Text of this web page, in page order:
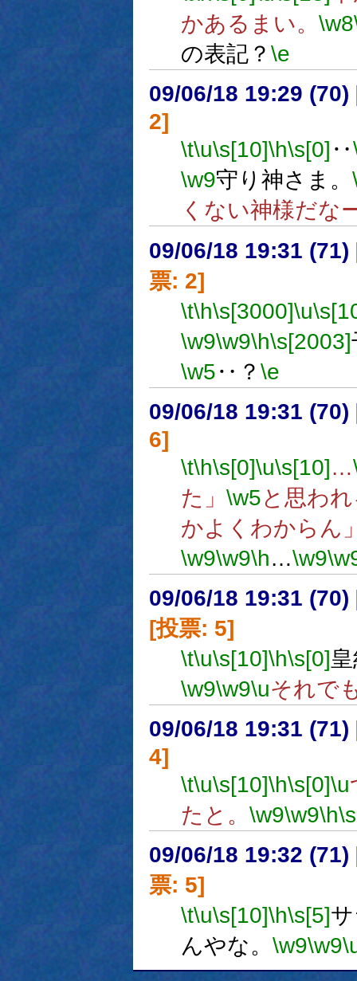
かあるまい。 \w8
の表記？ \e
09/06/18 19:29 (70)
2]
\t\u\s[10]\h\s[0] ‥
\w9守り神さま。
くない神様だな
09/06/18 19:31 (71)
票: 2]
\t\h\s[3000]\u
\w9\w9\h\s[2003]
\w5‥？ \e
09/06/18 19:31 (70)
6]
\t\h\s[0]\u\s[10]…
た」 \w5と思わ
かよくわからん
\w9\w9\h…\w9
09/06/18 19:31 (70)
[投票: 5]
\t\u\s[10]\h\s[0]
\w9\w9\uそれで
09/06/18 19:31 (71)
4]
\t\u\s[10]\h\s[0]\u
たと。 \w9\w9\h
09/06/18 19:32 (71)
票: 5]
\t\u\s[10]\h\s[5]
んやな。 \w9\w9